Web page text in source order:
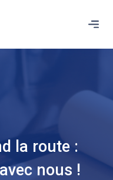
la route :
nous !